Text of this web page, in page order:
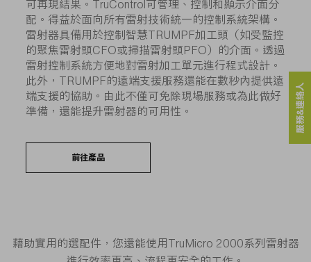
可再現結果。TruControl可管理、控制和顯示介面分
配。得益於面向所有雷射技術統一的控制系統架構。
雷射器具備用於控制智慧TRUMPF加工頭（如受監控
的聚焦雷射頭CFO或掃描雷射頭PFO）的介面。透過
雷射控制系統方便地對雷射加工單元進行程式設計。
此外，TRUMPF的遠端支援服務還能在數秒內提供遠
端支援的協助。由此不僅可免除現場服務或為此做好
準備，還能提升雷射器的可用性。
前往產品
藉助實用的選配件，您還能使用TruMicro 2000系列雷射器
服務&連絡人